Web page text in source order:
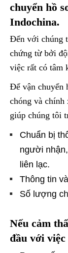
chuyển hồ
Indochina.
Đến với chúng
chứng từ bởi
việc rất có tâm
Để vận chuyển
chóng và chính
giúp chúng tôi
Chuẩn bị
người
liên lạc.
Thông tin
Số lượng
Nếu cảm
đầu với